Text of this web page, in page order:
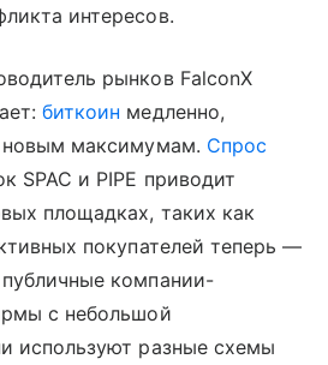
интересов.
рынков FalconX
биткоин медленно,
новым максимумам. Спрос
SPAC и PIPE приводит
площадках, таких как
покупателей теперь —
компании-
с небольшой
используют разные схемы